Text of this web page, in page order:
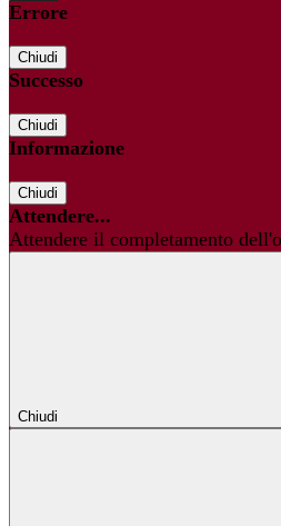
Errore
Chiudi
Successo
Chiudi
Informazione
Chiudi
Attendere...
Attendere il completamento
Chiudi